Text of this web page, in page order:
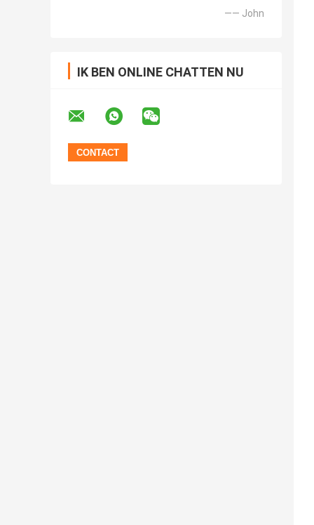
—— John
IK BEN ONLINE CHATTEN NU